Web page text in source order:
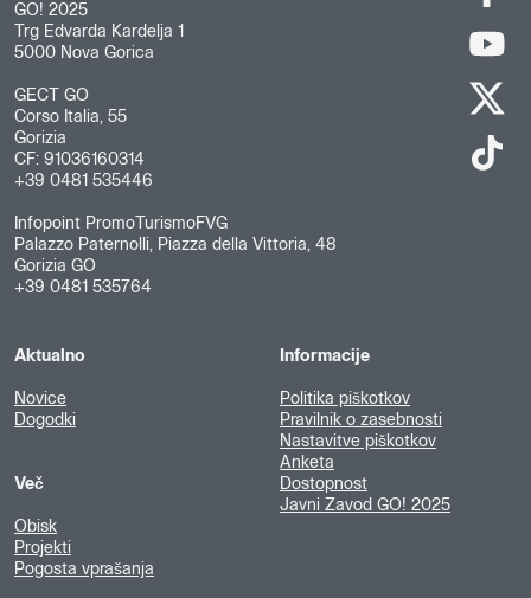
GO! 2025
Trg Edvarda Kardelja 1
5000 Nova Gorica
GECT GO
Corso Italia, 55
Gorizia
CF: 91036160314
+39 0481 535446
Infopoint PromoTurismoFVG
Palazzo Paternolli, Piazza della Vittoria, 48
Gorizia GO
+39 0481 535764
Aktualno
Novice
Dogodki
Več
Obisk
Projekti
Pogosta vprašanja
Informacije
Politika piškotkov
Pravilnik o zasebnosti
Nastavitve piškotkov
Anketa
Dostopnost
Javni Zavod GO! 2025